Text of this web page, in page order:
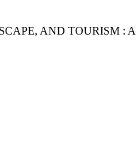
AND TOURISM : A